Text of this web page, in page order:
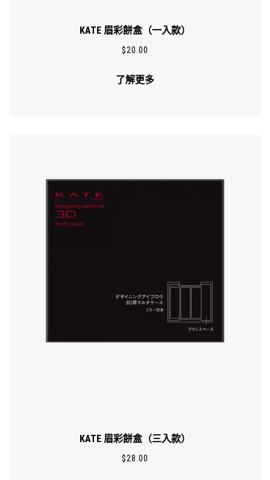
KATE 眉彩餅盒（一入款）
$20.00
了解更多
KATE 眉彩餅盒（三入款）
$28.00